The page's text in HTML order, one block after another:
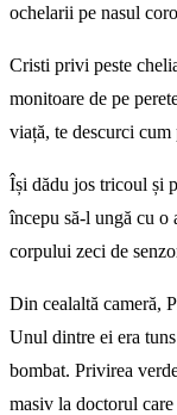
ochelarii pe nasul
Cristi privi peste
monitoare de pe
viață, te descurci
Își dădu jos tricoul și
începu să-l ungă cu o
corpului zeci de
Din cealaltă cameră,
Unul dintre ei era
bombat. Privirea
masiv la doctorul